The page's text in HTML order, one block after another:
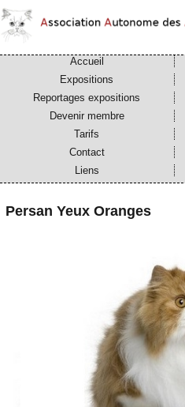
Accueil
Expositions
Reportages expositions
Devenir membre
Tarifs
Contact
Liens
Persan Yeux Oranges